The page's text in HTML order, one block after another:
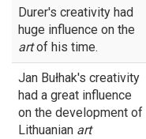
Durer's creativity had
huge influence on the
artof his time.
Jan Bułhak's creativity
had a great influence
on the development of
Lithuanian art